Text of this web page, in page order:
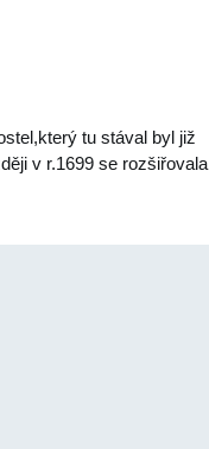
tu stával byl již
v r.1699 se rozšiřovala